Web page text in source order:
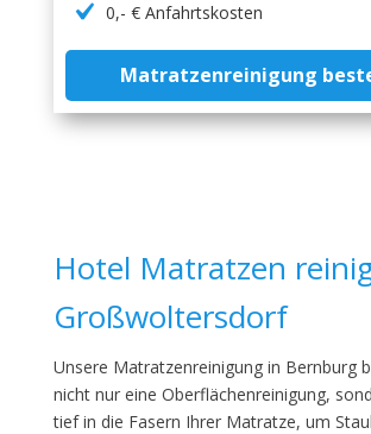
0,- € Anfahrtskosten
Matratzenreinigung
Hotel Matratzen
Großwoltersdorf
Unsere Matratzenreinigung in Bernburg
nicht nur eine Oberflächenreinigung,
tief in die Fasern Ihrer Matratze, um